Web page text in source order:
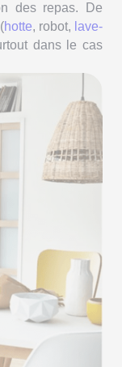
des repas. De
(hotte, robot, lave-
dans le cas